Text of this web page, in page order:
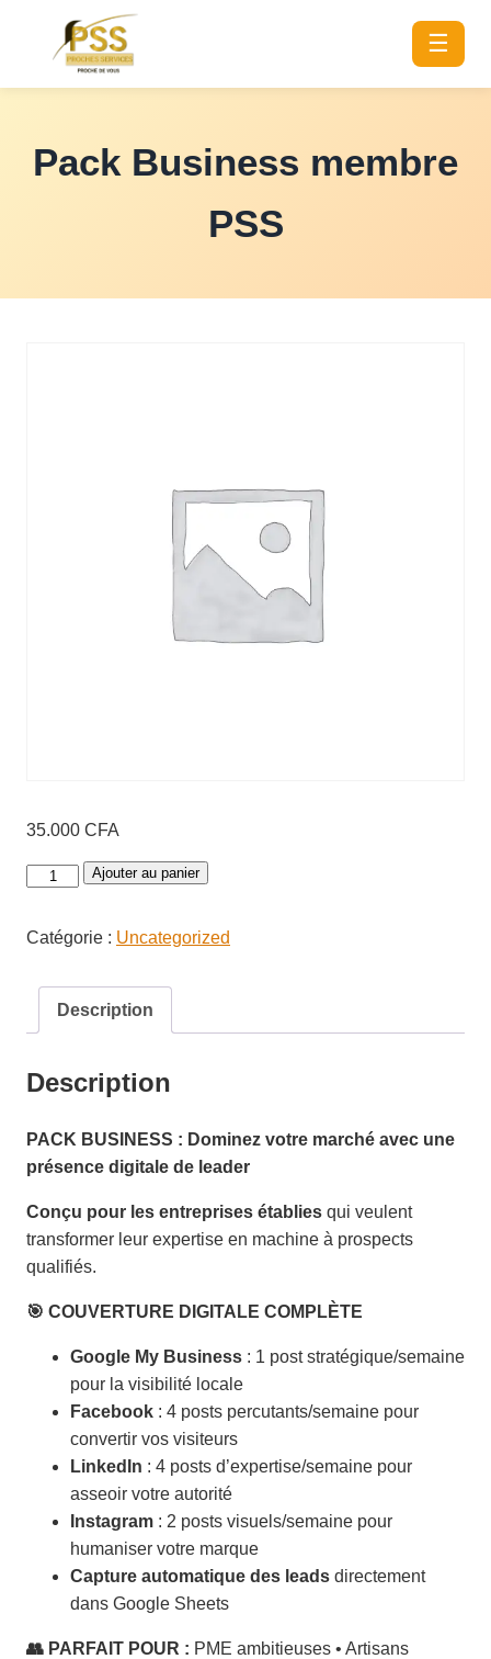
☰
Pack Business membre
PSS
35.000 CFA
quantité
Pack
membre
PSS
Ajouter au panier
Catégorie : Uncategorized
Description
Description
PACK BUSINESS : Dominez votre marché avec une
présence digitale de leader
Conçu pour les entreprises établies qui veulent
transformer leur expertise en machine à prospects
qualifiés.
🎯 COUVERTURE DIGITALE COMPLÈTE
Google My Business : 1 post stratégique/semaine
pour la visibilité locale
Facebook : 4 posts percutants/semaine pour
convertir vos visiteurs
LinkedIn : 4 posts d’expertise/semaine pour
asseoir votre autorité
Instagram : 2 posts visuels/semaine pour
humaniser votre marque
Capture automatique des leads directement
dans Google Sheets
👥 PARFAIT POUR : PME ambitieuses • Artisans